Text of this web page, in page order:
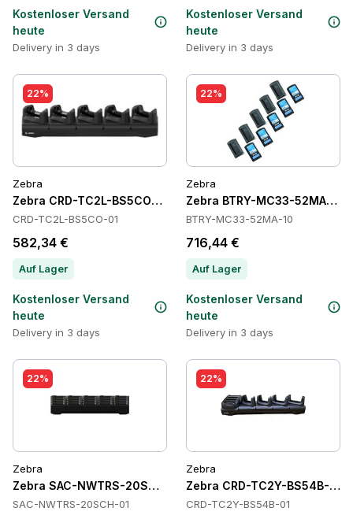
Kostenloser Versand
heute
Delivery in 3 days
Kostenloser Versand
heute
Delivery in 3 days
22%
Zebra
Zebra CRD-TC2L-BS5CO-01 Cradles
CRD-TC2L-BS5CO-01
582,34 €
Auf Lager
Kostenloser Versand
heute
Delivery in 3 days
22%
Zebra
Zebra BTRY-MC33-52MA-10
BTRY-MC33-52MA-10
716,44 €
Auf Lager
Kostenloser Versand
heute
Delivery in 3 days
22%
Zebra
Zebra SAC-NWTRS-20SCH-01 Batteries
SAC-NWTRS-20SCH-01
22%
Zebra
Zebra CRD-TC2Y-BS54B-01
CRD-TC2Y-BS54B-01